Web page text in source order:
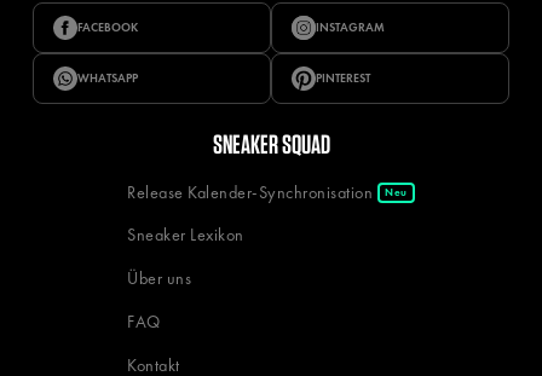
FACEBOOK INSTAGRAM
WHATSAPP PINTEREST
SNEAKER SQUAD
Release Kalender-Synchronisation Neu
Sneaker Lexikon
Über uns
FAQ
Kontakt